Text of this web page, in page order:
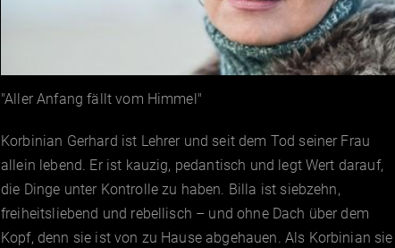
"Aller Anfang fällt vom Himmel"
Korbinian Gerhard ist Lehrer und seit dem Tod seiner Frau
allein lebend. Er ist kauzig, pedantisch und legt Wert darauf,
die Dinge unter Kontrolle zu haben. Billa ist siebzehn,
freiheitsliebend und rebellisch – und ohne Dach über dem
Kopf, denn sie ist von zu Hause abgehauen. Als Korbinian sie